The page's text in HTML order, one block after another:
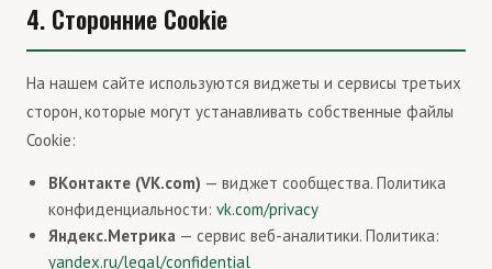
4. Сторонние Cookie
На нашем сайте используются виджеты и сервисы третьих
сторон, которые могут устанавливать собственные файлы
Cookie:
ВКонтакте (VK.com) — виджет сообщества. Политика
конфиденциальности: vk.com/privacy
Яндекс.Метрика — сервис веб-аналитики. Политика:
yandex.ru/legal/confidential